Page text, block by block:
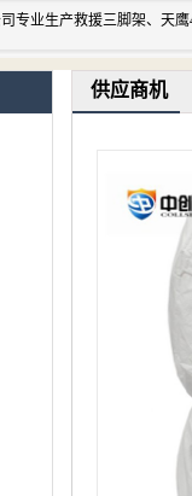
供应商机